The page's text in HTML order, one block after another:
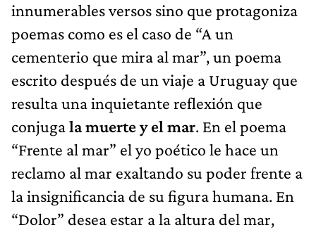
innumerables versos sino que protagoniza
poemas como es el caso de “A un
cementerio que mira al mar”, un poema
escrito después de un viaje a Uruguay que
resulta una inquietante reflexión que
conjugala muerte y el mar. En el poema
“Frente al mar” el yo poético le hace un
reclamo al mar exaltando su poder frente a
la insignificancia de su figura humana. En
“Dolor” desea estar a la altura del mar,